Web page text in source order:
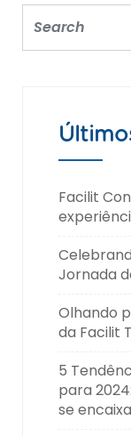
Facilit
Jornada
Olhando
da Facilit
5
para
se